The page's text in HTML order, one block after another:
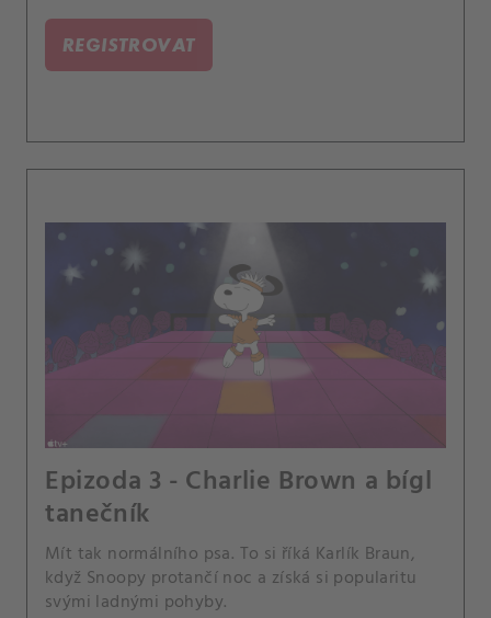
REGISTROVAT
Epizoda 3 - Charlie Brown a bígl
tanečník
Mít tak normálního psa. To si říká Karlík Braun,
když Snoopy protančí noc a získá si popularitu
svými ladnými pohyby.